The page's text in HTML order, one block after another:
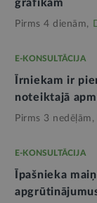
grafikam
Pirms 4 dienām,
E-KONSULTĀCIJA
Īrniekam ir
noteiktajā
Pirms 3 nedēļām,
E-KONSULTĀCIJA
Īpašnieka